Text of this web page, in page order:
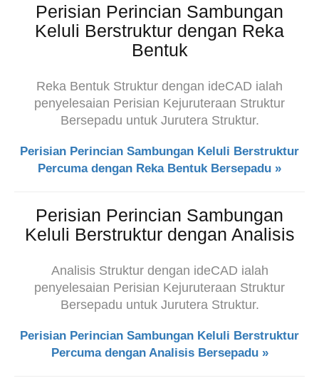
Perisian Perincian Sambungan
Keluli Berstruktur dengan Reka
Bentuk
Reka Bentuk Struktur dengan ideCAD ialah
penyelesaian Perisian Kejuruteraan Struktur
Bersepadu untuk Jurutera Struktur.
Perisian Perincian Sambungan Keluli Berstruktur
Percuma dengan Reka Bentuk Bersepadu »
Perisian Perincian Sambungan
Keluli Berstruktur dengan Analisis
Analisis Struktur dengan ideCAD ialah
penyelesaian Perisian Kejuruteraan Struktur
Bersepadu untuk Jurutera Struktur.
Perisian Perincian Sambungan Keluli Berstruktur
Percuma dengan Analisis Bersepadu »